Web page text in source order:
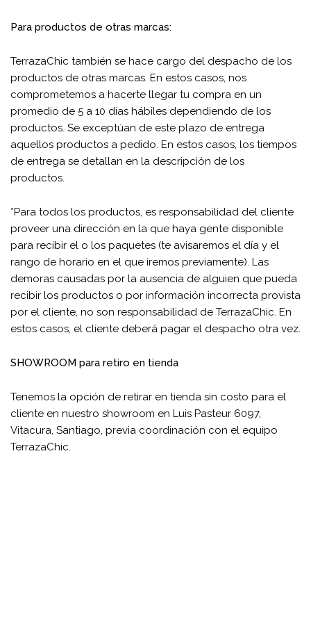
Para productos de otras marcas:
TerrazaChic también se hace cargo del despacho de los
productos de otras marcas. En estos casos, nos
comprometemos a hacerte llegar tu compra en un
promedio de 5 a 10 días hábiles dependiendo de los
productos. Se exceptúan de este plazo de entrega
aquellos productos a pedido. En estos casos, los tiempos
de entrega se detallan en la descripción de los
productos.
*Para todos los productos, es responsabilidad del cliente
proveer una dirección en la que haya gente disponible
para recibir el o los paquetes (te avisaremos el día y el
rango de horario en el que iremos previamente). Las
demoras causadas por la ausencia de alguien que pueda
recibir los productos o por información incorrecta provista
por el cliente, no son responsabilidad de TerrazaChic. En
estos casos, el cliente deberá pagar el despacho otra vez.
SHOWROOM para retiro en tienda
Tenemos la opción de retirar en tienda sin costo para el
cliente en nuestro showroom en Luis Pasteur 6097,
Vitacura, Santiago, previa coordinación con el equipo
TerrazaChic.